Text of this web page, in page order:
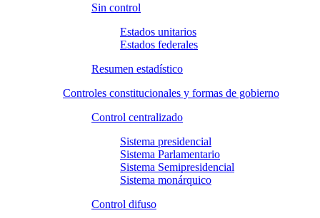
Sin control
Estados unitarios
Estados federales
Resumen estadístico
Controles constitucionales y formas de gobierno
Control centralizado
Sistema presidencial
Sistema Parlamentario
Sistema Semipresidencial
Sistema monárquico
Control difuso